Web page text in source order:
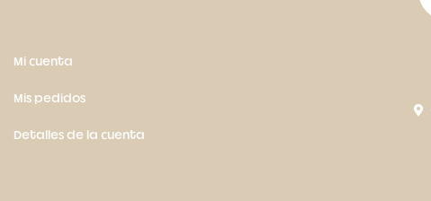
Mi cuenta
Mis pedidos
Detalles de la cuenta